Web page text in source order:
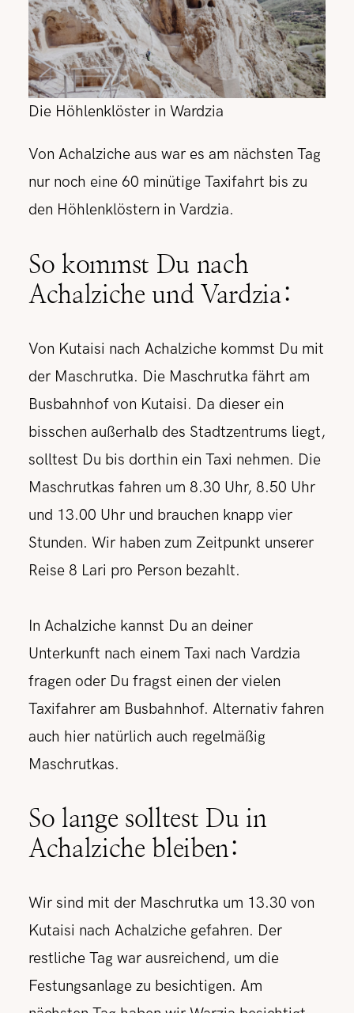
Die Höhlenklöster in Wardzia
Von Achalziche aus war es am nächsten Tag
nur noch eine 60 minütige Taxifahrt bis zu
den Höhlenklöstern in Vardzia.
So kommst Du nach
Achalziche und Vardzia:
Von Kutaisi nach Achalziche kommst Du mit
der Maschrutka. Die Maschrutka fährt am
Busbahnhof von Kutaisi. Da dieser ein
bisschen außerhalb des Stadtzentrums liegt,
solltest Du bis dorthin ein Taxi nehmen. Die
Maschrutkas fahren um 8.30 Uhr, 8.50 Uhr
und 13.00 Uhr und brauchen knapp vier
Stunden. Wir haben zum Zeitpunkt unserer
Reise 8 Lari pro Person bezahlt.
In Achalziche kannst Du an deiner
Unterkunft nach einem Taxi nach Vardzia
fragen oder Du fragst einen der vielen
Taxifahrer am Busbahnhof. Alternativ fahren
auch hier natürlich auch regelmäßig
Maschrutkas.
So lange solltest Du in
Achalziche bleiben:
Wir sind mit der Maschrutka um 13.30 von
Kutaisi nach Achalziche gefahren. Der
restliche Tag war ausreichend, um die
Festungsanlage zu besichtigen. Am